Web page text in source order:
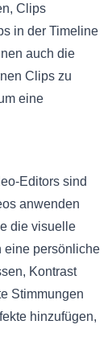
Clips
in der Timeline
auch die
Clips zu
eine
Editors sind
anwenden
die visuelle
eine persönliche
Kontrast
Stimmungen
hinzufügen,